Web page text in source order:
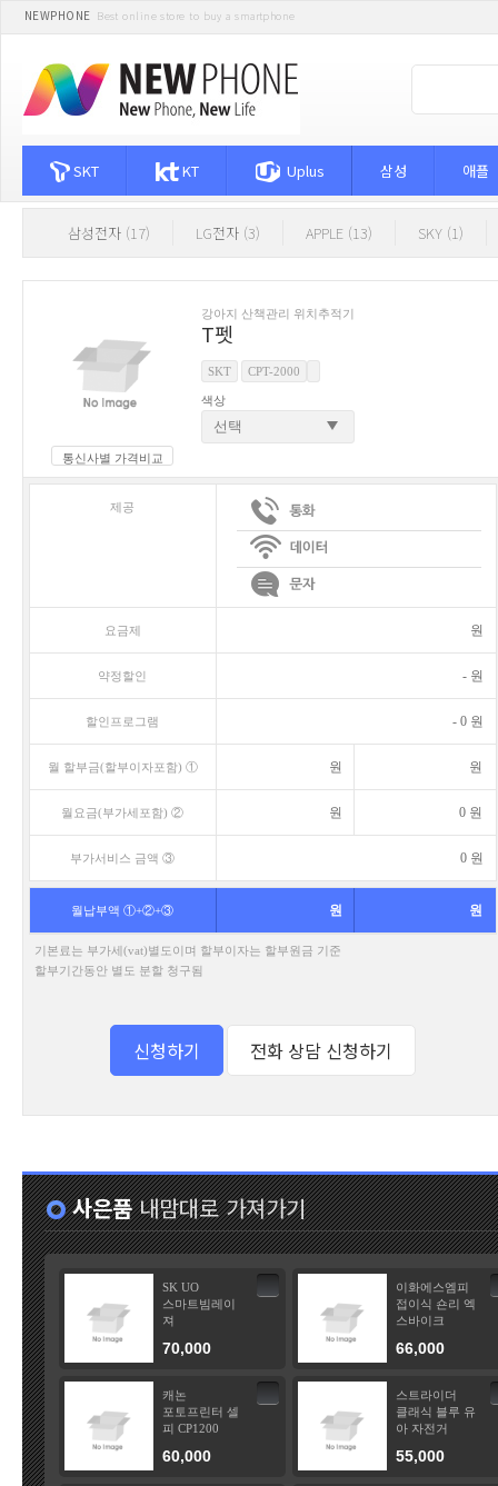
NEWPHONE Best online store to buy a smartphone
SKT KT Uplus 삼성 애플
삼성전자 (17) LG전자 (3) APPLE (13) SKY (1)
통신사별 가격비교
강아지 산책관리 위치추적기
T펫
SKT CPT-2000
색상
제공
요금제 원
약정할인 - 원
할인프로그램 - 0원
월 할부금(할부이자포함) ① 원 원
월요금(부가세포함) ② 원 0원
부가서비스 금액 ③ 0원
월납부액 ①+②+③ 원 원
기본료는 부가세(vat)별도이며 할부이자는 할부원금 기준
할부기간동안 별도 분할 청구됨
사은품내맘대로 가져가기
SK UO
스마트빔레이
져
70,000
이화에스엠피
접이식 숀리 엑
스바이크
66,000
캐논
포토프린터 셀
피 CP1200
60,000
스트라이더
클래식 블루 유
아 자전거
55,000